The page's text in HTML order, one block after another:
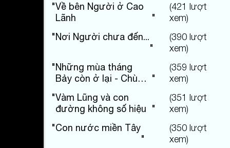
"Về bên Người ở Cao
Lãnh
"
(421 lượt
xem)
"Nơi Người chưa đến...
"
(390lượt
xem)
"Những mùa tháng
Bảy còn ở lại - Chùm
"
(359 lượt
xem)
"Vàm Lũng và con
đường không số hiệu
"
(351 lượt
xem)
"Con nước miền Tây
"
(350lượt
xem)